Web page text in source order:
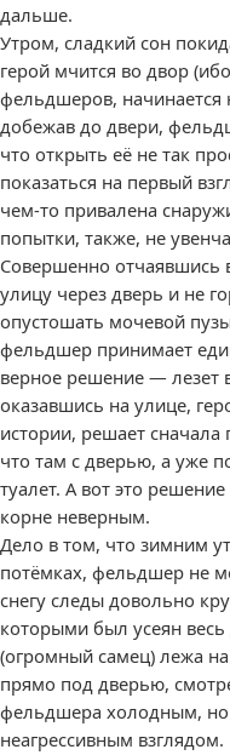
дальше.
Утром, сладкий сон
герой мчится во двор
фельдшеров, начинается
добежав до двери,
что открыть её не так
показаться на первый
чем-то привалена
попытки, также, не
Совершенно отчаявшись
улицу через дверь и не
опустошать мочевой
фельдшер принимает
верное решение — лезет
оказавшись на улице,
истории, решает сначала
что там с дверью, а уже
туалет. А вот это
корне неверным.
Дело в том, что зимним
потёмках, фельдшер не
снегу следы довольно
которыми был усеян весь
(огромный самец) лежа
прямо под дверью,
фельдшера холодным, но
неагрессивным взглядом.